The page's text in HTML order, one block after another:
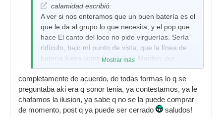
remo encore en todos los elementos, pos al fin y
al cabo utilizara la bateria q le salga del culo, y
segundo,moderdrummer no entiendo tus risitas,
de verdad, y si soy fan q? q pasa q soy un ser
***~~***? en fin...
me
planteo
es el
problema
ético de si
es normal
llevar esa
bateria
para
hacer tum
calamidad escribió:
A ver si nos enteramos que un buen batería es el
que le da al grupo lo que necesita, y el pop que
hace El canto del loco no pide virguerías. Sería
ridículo, bajo mi punto de vista, que la línea de
batería fuera como las de Iron Maiden, por
ejemplo.... como sería igualmente ridículo que
Nicko McBrain hiciera tu pa tu tu pa y ya está.
He dicho.
Mostrar más
completamente de acuerdo, de todas formas lo q se
preguntaba aki era q sonor tenia, ya contestamos, ya le
chafamos la ilusion, ya sabe q no se la puede comprar
de momento, post q ya puede ser cerrado
saludos!